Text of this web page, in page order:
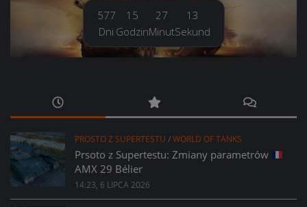
577
Dni
15
Godzin
27
Minut
14
Sekund
PROSTO Z SUPERTESTU /WORLD OF TANKS
Prsoto z Supertestu: Zmiany parametrów
AMX 29 Bélier
14:23, 6 LIPCA 2026